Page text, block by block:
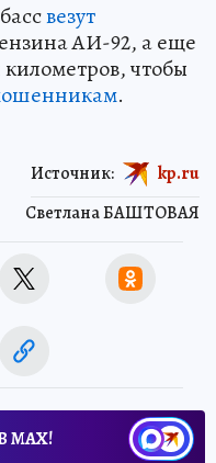
везут
АИ-92, а еще
километров, чтобы
.
Светлана БАШТОВАЯ
Источник: kp.ru
МАХ!